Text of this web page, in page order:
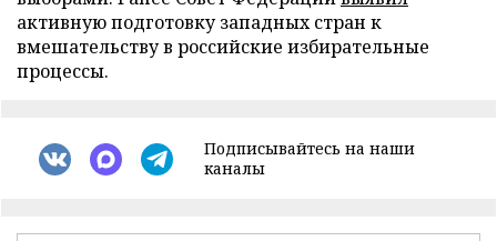
активную подготовку западных стран к
вмешательству в российские избирательные
процессы.
Подписывайтесь на наши
каналы